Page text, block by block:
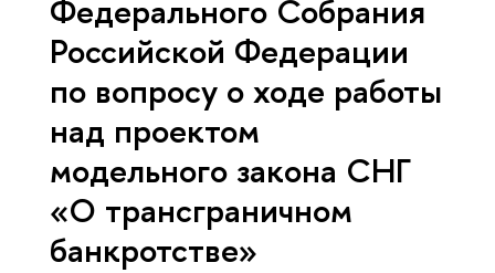
Федерального Собрания
Российской Федерации
по вопросу о ходе работы
над проектом
модельного закона СНГ
«О трансграничном
банкротстве»